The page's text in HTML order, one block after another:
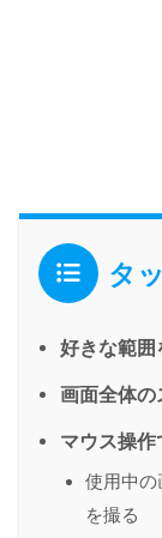
タ
好きな範囲
画面全体の
マウス操
使用中の
を撮る